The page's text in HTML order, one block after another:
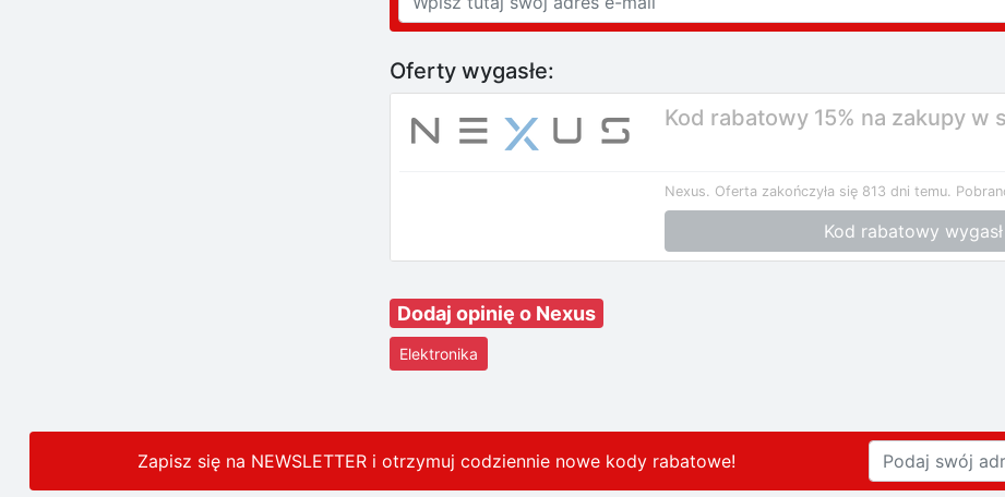
Oferty wygasłe:
Kod rabatowy 15% na zakupy w
Nexus. Oferta zakończyła się 813 dni temu.
Kod rabatowy wygasł
Dodaj opinię o Nexus
Elektronika
Zapisz się na NEWSLETTER i otrzymuj codziennie nowe kody rabatowe!